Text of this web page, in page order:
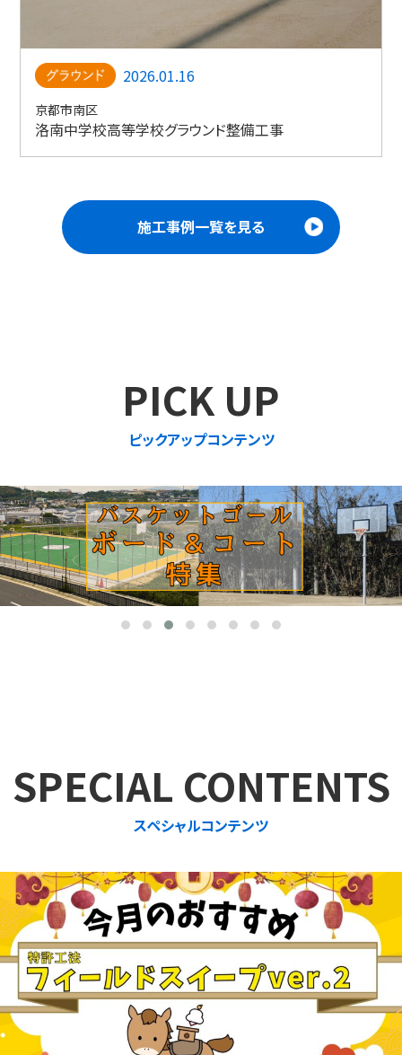
2026.01.16
京都市南区
洛南中学校高等学校グラウンド整備工事
施工事例一覧を見る
PICK UP
ピックアップコンテンツ
SPECIAL CONTENTS
スペシャルコンテンツ